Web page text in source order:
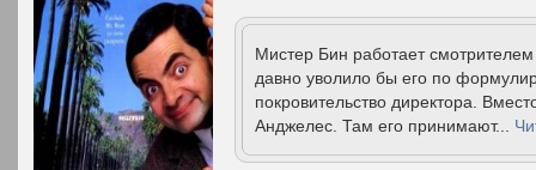
Мистер Бин работает
давно уволило бы его по
покровительство директора.
Анджелес. Там его принимают...